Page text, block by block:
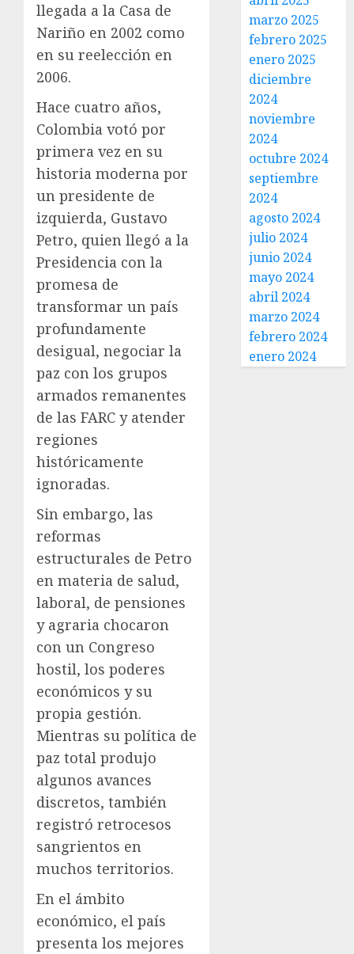
llegada a la Casa de
Nariño en 2002 como
en su reelección en
2006.
Hace cuatro años,
Colombia votó por
primera vez en su
historia moderna por
un presidente de
izquierda, Gustavo
Petro, quien llegó a la
Presidencia con la
promesa de
transformar un país
profundamente
desigual, negociar la
paz con los grupos
armados remanentes
de las FARC y atender
regiones
históricamente
ignoradas.
Sin embargo, las
reformas
estructurales de Petro
en materia de salud,
laboral, de pensiones
y agraria chocaron
con un Congreso
hostil, los poderes
económicos y su
propia gestión.
Mientras su política de
paz total produjo
algunos avances
discretos, también
registró retrocesos
sangrientos en
muchos territorios.
En el ámbito
económico, el país
presenta los mejores
marzo 2025
febrero 2025
enero 2025
diciembre
2024
noviembre
2024
octubre 2024
septiembre
2024
agosto 2024
julio 2024
junio 2024
mayo 2024
abril 2024
marzo 2024
febrero 2024
enero 2024